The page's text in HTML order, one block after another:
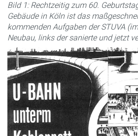
Bild 1: Rechtzeitig zum 60.
Gebäude in Köln ist das
kommenden Aufgaben der STUVA
Neubau, links der sanierte und jetzt